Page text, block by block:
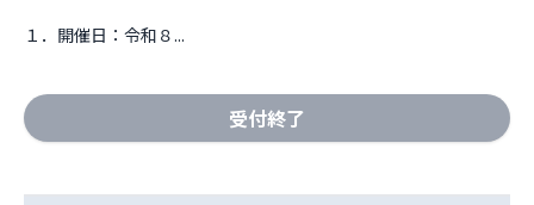
１．開催日：令和８...
受付終了